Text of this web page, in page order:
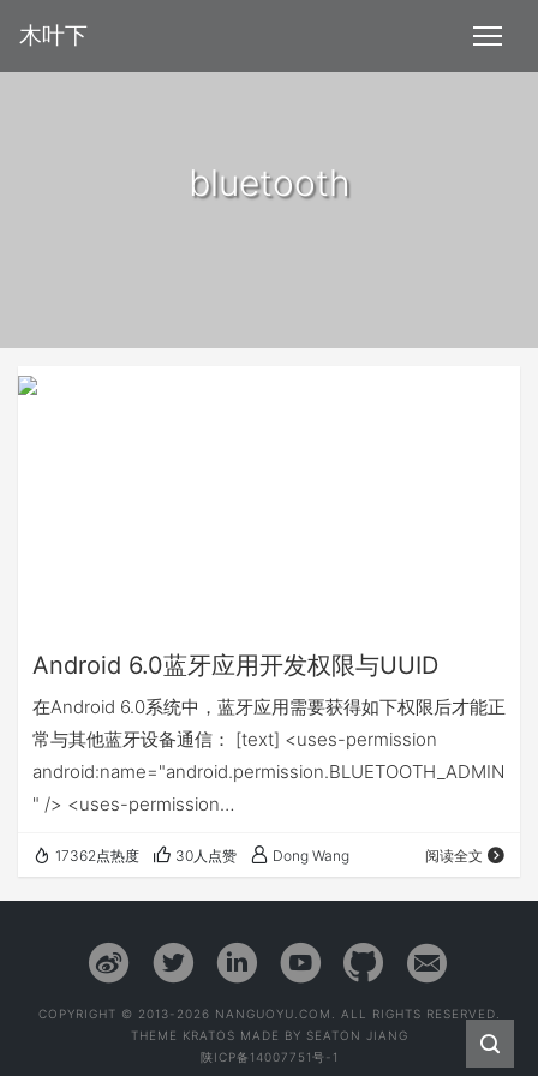
木叶下
bluetooth
Android 6.0蓝牙应用开发权限与UUID
在Android 6.0系统中，蓝牙应用需要获得如下权限后才能正
常与其他蓝牙设备通信： [text] <uses-permission
android:name="android.permission.BLUETOOTH_ADMIN
" /> <uses-permission
<uses-permission
android:name="android.permission.ACCESS_FIN…
17362点热度 30人点赞 Dong Wang 阅读全文
COPYRIGHT © 2013-2026 NANGUOYU.COM. ALL RIGHTS RESERVED.
THEME KRATOS MADE BY SEATON JIANG
陕ICP备14007751号-1